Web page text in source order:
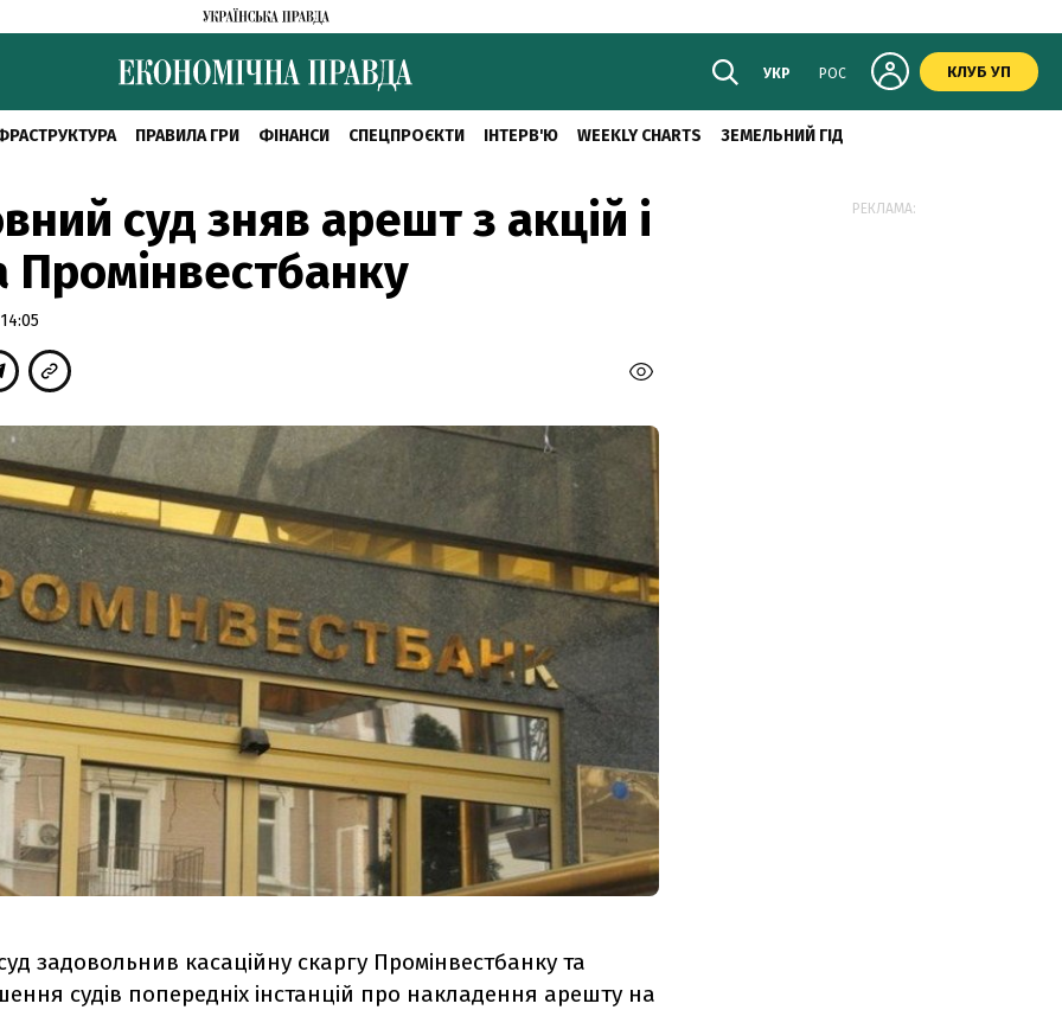
УКР РОС КЛУБ УП
ПРАВИЛА ГРИ ФІНАНСИ СПЕЦПРОЄКТИ ІНТЕРВ'Ю WEEKLY CHARTS ЗЕМЕЛЬНИЙ ГІД
суд зняв арешт з акцій і
Промінвестбанку
задовольнив касаційну скаргу Промінвестбанку та
судів попередніх інстанцій про накладення арешту на
РЕКЛАМА: